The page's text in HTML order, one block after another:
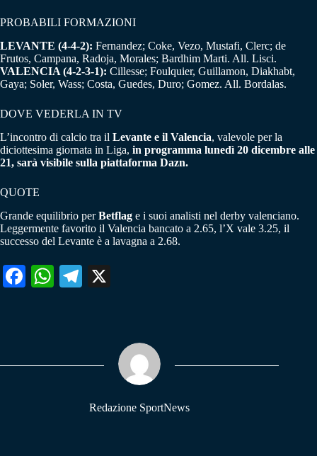
PROBABILI FORMAZIONI
LEVANTE (4-4-2): Fernandez; Coke, Vezo, Mustafi, Clerc; de
Frutos, Campana, Radoja, Morales; Bardhim Marti. All. Lisci.
VALENCIA (4-2-3-1): Cillesse; Foulquier, Guillamon, Diakhabt,
Gaya; Soler, Wass; Costa, Guedes, Duro; Gomez. All. Bordalas.
DOVE VEDERLA IN TV
L’incontro di calcio tra il Levante e il Valencia, valevole per la
diciottesima giornata in Liga, in programma lunedì 20 dicembre alle
21, sarà visibile sulla piattaforma Dazn.
QUOTE
Grande equilibrio perBetflag e i suoi analisti nel derby valenciano.
Leggermente favorito il Valencia bancato a 2.65, l’X vale 3.25, il
successo del Levante è a lavagna a 2.68.
Fa W
pp
Te
m
Redazione SportNews